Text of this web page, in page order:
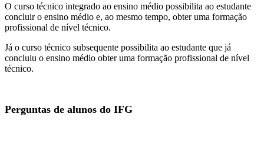
O curso técnico integrado ao ensino médio possibilita ao estudante
concluir o ensino médio e, ao mesmo tempo, obter uma formação
profissional de nível técnico.
Já o curso técnico subsequente possibilita ao estudante que já
concluiu o ensino médio obter uma formação profissional de nível
técnico.
Perguntas de alunos do IFG